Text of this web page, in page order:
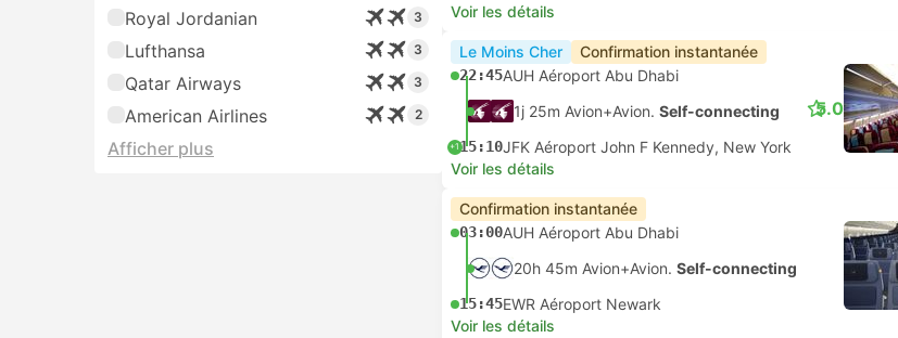
Royal Jordanian 3
Lufthansa 3
Qatar Airways 3
American Airlines 2
Afficher plus
Voir les détails
Le Moins Cher Confirmation instantanée
22:45AUH Aéroport Abu Dhabi
1j 25m Avion+Avion. Self-connecting
+115:10JFK Aéroport John F Kennedy, New York
5.0
Voir les détails
Confirmation instantanée
03:00AUH Aéroport Abu Dhabi
20h 45m Avion+Avion. Self-connecting
15:45EWR Aéroport Newark
Voir les détails